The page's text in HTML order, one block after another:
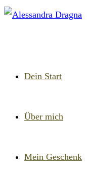
Zum
Dein Start
Über mich
Mein Geschenk